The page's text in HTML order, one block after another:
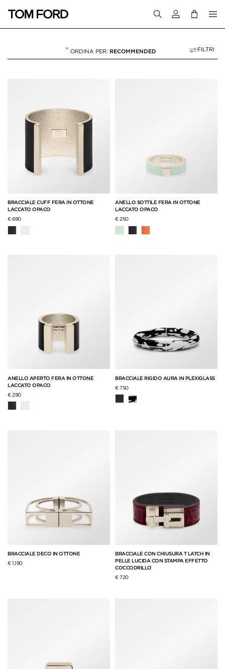
Accedi al tuo
RECOMMENDED FILTRI
BRACCIALE CUFF FERA IN OTTONE
LACCATO OPACO
€ 690
ANELLO SOTTILE FERA IN OTTONE
LACCATO OPACO
€ 250
ANELLO APERTO FERA IN OTTONE
LACCATO OPACO
€ 290
BRACCIALE RIGIDO AURA IN PLEXIGLASS
€ 750
BRACCIALE DECO IN OTTONE
€ 1,190
BRACCIALE CON CHIUSURA T LATCH IN
PELLE LUCIDA CON STAMPA EFFETTO
COCCODRILLO
€ 720